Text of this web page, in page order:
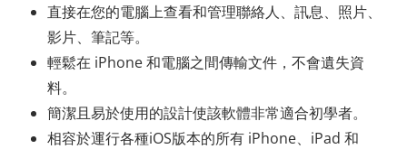
直接在您的電腦上查看和管理聯絡人、訊息、照片、
影片、筆記等。
輕鬆在 iPhone 和電腦之間傳輸文件，不會遺失資
料。
簡潔且易於使用的設計使該軟體非常適合初學者。
相容於運行各種iOS版本的所有 iPhone、iPad 和